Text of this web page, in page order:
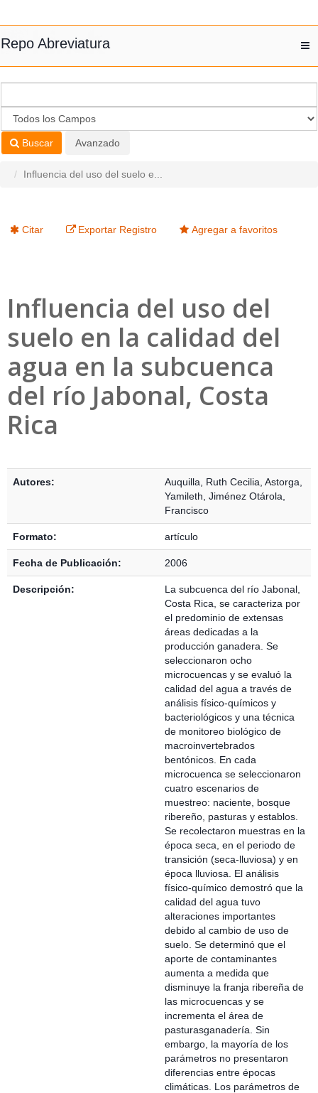
Repo Abreviatura
Buscar Avanzado
Influencia del uso del suelo e...
Citar Exportar Registro Agregar a favoritos
Influencia del uso del
suelo en la calidad del
agua en la subcuenca
del río Jabonal, Costa
Rica
Autores: Auquilla, Ruth Cecilia Astorga,
Yamileth Jiménez Otárola,
Francisco
Formato: artículo
Fecha de Publicación: 2006
Descripción:
La subcuenca del río Jabonal,
Costa Rica, se caracteriza por
el predominio de extensas
áreas dedicadas a la
producción ganadera. Se
seleccionaron ocho
microcuencas y se evaluó la
calidad del agua a través de
análisis físico-químicos y
bacteriológicos y una técnica
de monitoreo biológico de
macroinvertebrados
bentónicos. En cada
microcuenca se seleccionaron
cuatro escenarios de
muestreo: naciente, bosque
ribereño, pasturas y establos.
Se recolectaron muestras en la
época seca, en el periodo de
transición (seca-lluviosa) y en
época lluviosa. El análisis
físico-químico demostró que la
calidad del agua tuvo
alteraciones importantes
debido al cambio de uso de
suelo. Se determinó que el
aporte de contaminantes
aumenta a medida que
disminuye la franja ribereña de
las microcuencas y se
incrementa el área de
pasturasganadería. Sin
embargo, la mayoría de los
parámetros no presentaron
diferencias entre épocas
climáticas. Los parámetros de